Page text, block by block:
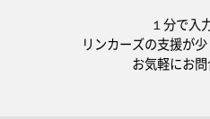
１分で入
リンカーズの支援が
お気軽にお